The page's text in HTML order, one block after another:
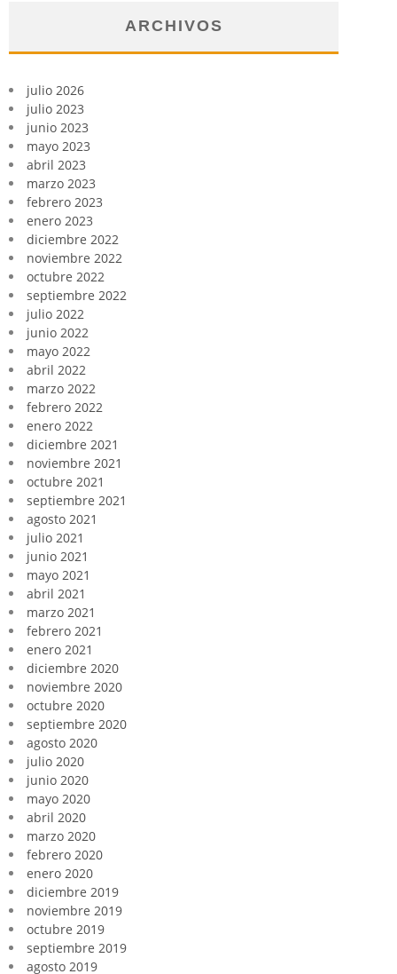
ARCHIVOS
julio 2026
julio 2023
junio 2023
mayo 2023
abril 2023
marzo 2023
febrero 2023
enero 2023
diciembre 2022
noviembre 2022
octubre 2022
septiembre 2022
julio 2022
junio 2022
mayo 2022
abril 2022
marzo 2022
febrero 2022
enero 2022
diciembre 2021
noviembre 2021
octubre 2021
septiembre 2021
agosto 2021
julio 2021
junio 2021
mayo 2021
abril 2021
marzo 2021
febrero 2021
enero 2021
diciembre 2020
noviembre 2020
octubre 2020
septiembre 2020
agosto 2020
julio 2020
junio 2020
mayo 2020
abril 2020
marzo 2020
febrero 2020
enero 2020
diciembre 2019
noviembre 2019
octubre 2019
septiembre 2019
agosto 2019